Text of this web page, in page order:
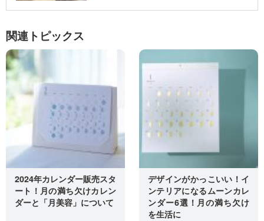
関連トピックス
2024年カレンダー販売スタ
ート！月の満ち欠けカレン
ダーと「月美容」について
デザインがかっこいい！イ
ンテリアになるムーンカレ
ンダー6選！月の満ち欠け
を生活に